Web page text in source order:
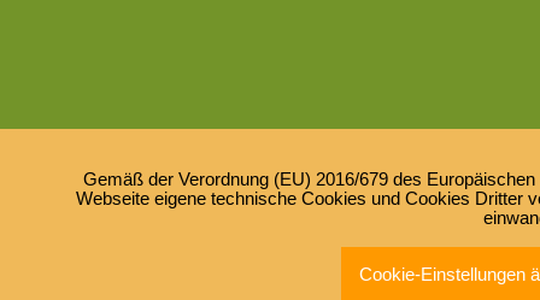
Gemäß der Verordnung (EU) 2016/679 des
Webseite eigene technische Cookies und Cookies Dritter
Cookie-Einstellungen